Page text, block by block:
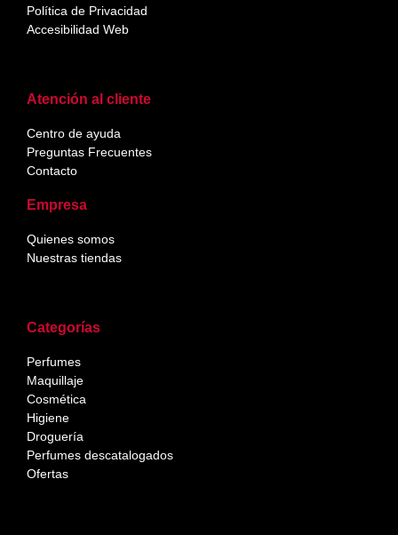
Categorías
Perfumes
Maquillaje
Cosmética
Higiene
Droguería
Perfumes descatalogados
Ofertas
Atención al cliente
Centro de ayuda
Preguntas Frecuentes
Contacto
Empresa
Quienes somos
Nuestras tiendas
Política de Privacidad
Accesibilidad Web